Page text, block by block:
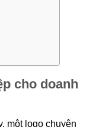
cho doanh
một logo chuyên